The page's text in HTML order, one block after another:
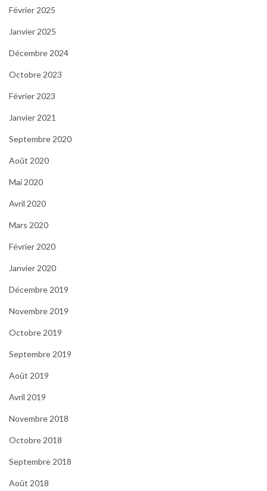
Février 2025
Janvier 2025
Décembre 2024
Octobre 2023
Février 2023
Janvier 2021
Septembre 2020
Août 2020
Mai 2020
Avril 2020
Mars 2020
Février 2020
Janvier 2020
Décembre 2019
Novembre 2019
Octobre 2019
Septembre 2019
Août 2019
Avril 2019
Novembre 2018
Octobre 2018
Septembre 2018
Août 2018